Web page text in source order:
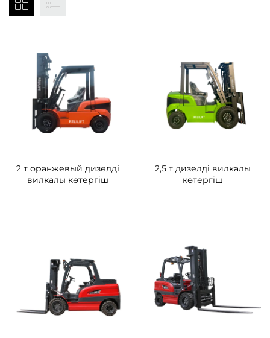
2 т оранжевый дизелді
вилкалы көтергіш
2,5 т дизелді вилкалы
көтергіш